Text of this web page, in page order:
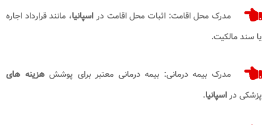
مدرک محل اقامت: اثبات محل اقامت در اسپانیا، مانند قرارداد اجاره
یا سند مالکیت.
مدرک بیمه درمانی: بیمه درمانی معتبر برای پوششهزینه های
پزشکی دراسپانیا.